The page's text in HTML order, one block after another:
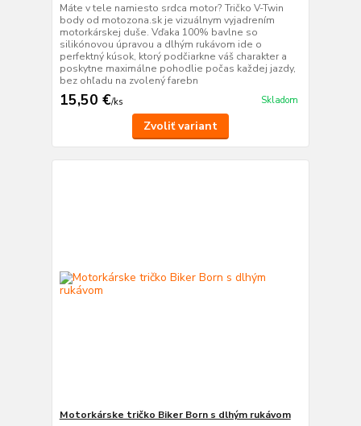
Máte v tele namiesto srdca motor? Tričko V-Twin
body od motozona.sk je vizuálnym vyjadrením
motorkárskej duše. Vďaka 100% bavlne so
silikónovou úpravou a dlhým rukávom ide o
perfektný kúsok, ktorý podčiarkne váš charakter a
poskytne maximálne pohodlie počas každej jazdy,
bez ohľadu na zvolený farebn
15,50 €/ks Skladom
Zvoliť variant
Motorkárske tričko Biker Born s dlhým rukávom